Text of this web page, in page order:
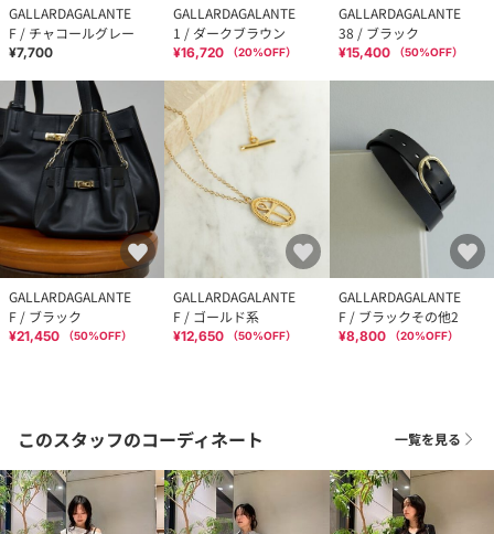
GALLARDAGALANTE
F / チャコールグレー
¥7,700
GALLARDAGALANTE
1 / ダークブラウン
¥16,720 （20%OFF）
GALLARDAGALANTE
38 / ブラック
¥15,400 （50%OFF）
GALLARDAGALANTE
F / ブラック
¥21,450 （50%OFF）
GALLARDAGALANTE
F / ゴールド系
¥12,650 （50%OFF）
GALLARDAGALANTE
F / ブラックその他2
¥8,800 （20%OFF）
このスタッフのコーディネート 一覧を見る